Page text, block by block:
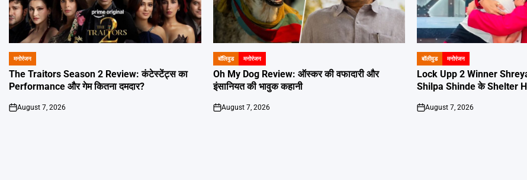
POSTED
IN
मनोरंजन
The Traitors Season 2 Review: कंटेस्टेंट्स का
Performance और गेम कितना दमदार?
on
August 7, 2026
POSTED
IN
बॉलिवुड मनोरंजन
Oh My Dog Review: ऑस्कर की वफादारी और
इंसानियत की भावुक कहानी
on
August 7, 2026
POSTED
IN
बॉलीवुड मनोरंजन
Lock Upp 2 Winner
Shilpa Shinde के Shelter
on
August 7, 2026